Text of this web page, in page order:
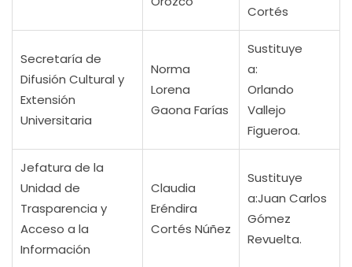
Cortés
Secretaría de
Difusión Cultural y
Extensión
Universitaria
Norma
Lorena
Gaona Farías
Sustituye
a:
Orlando
Vallejo
Figueroa.
Jefatura de la
Unidad de
Trasparencia y
Acceso a la
Información
Claudia
Eréndira
Cortés Núñez
Sustituye
a:Juan Carlos
Gómez
Revuelta.